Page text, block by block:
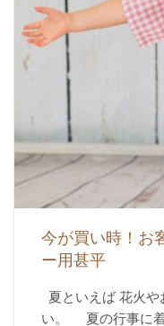
今が買い時！お
ー用甚平
夏といえば 花火
い。 夏の行事に